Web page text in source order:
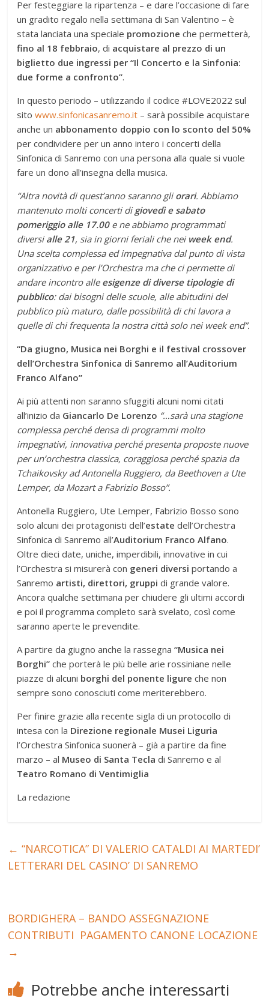
Per festeggiare la ripartenza – e dare l’occasione di fare
un gradito regalo nella settimana di San Valentino – è
stata lanciata una speciale promozione che permetterà,
fino al 18 febbraio, di acquistare al prezzo di un
biglietto due ingressi per “Il Concerto e la Sinfonia:
due forme a confronto”.
In questo periodo – utilizzando il codice #LOVE2022 sul
sitowww.sinfonicasanremo.it – sarà possibile acquistare
anche un abbonamento doppio con lo sconto del 50%
per condividere per un anno intero i concerti della
Sinfonica di Sanremo con una persona alla quale si vuole
fare un dono all’insegna della musica.
“Altra novità di quest’anno saranno gliorari. Abbiamo
mantenuto molti concerti digiovedì e sabato
pomeriggio alle 17.00e ne abbiamo programmati
diversialle 21, sia in giorni feriali che nei week end.
Una scelta complessa ed impegnativa dal punto di vista
organizzativo e per l’Orchestra ma che ci permette di
andare incontro alle esigenze di diverse tipologie di
pubblico: dai bisogni delle scuole, alle abitudini del
pubblico più maturo, dalle possibilità di chi lavora a
quelle di chi frequenta la nostra città solo nei week end”.
“Da giugno, Musica nei Borghi e il festival crossover
dell’Orchestra Sinfonica di Sanremo all’Auditorium
Franco Alfano”
Ai più attenti non saranno sfuggiti alcuni nomi citati
all’inizio da Giancarlo De Lorenzo “…sarà una stagione
complessa perché densa di programmi molto
impegnativi, innovativa perché presenta proposte nuove
per un’orchestra classica, coraggiosa perché spazia da
Tchaikovsky ad Antonella Ruggiero, da Beethoven a Ute
Lemper, da Mozart a Fabrizio Bosso”.
Antonella Ruggiero, Ute Lemper, Fabrizio Bosso sono
solo alcuni dei protagonisti dell’estatedell’Orchestra
Sinfonica di Sanremo all’Auditorium Franco Alfano.
Oltre dieci date, uniche, imperdibili, innovative in cui
l’Orchestra si misurerà con generi diversi portando a
Sanremo artisti, direttori, gruppidi grande valore.
Ancora qualche settimana per chiudere gli ultimi accordi
e poi il programma completo sarà svelato, così come
saranno aperte le prevendite.
A partire da giugno anche la rassegna“Musica nei
Borghi” che porterà le più belle arie rossiniane nelle
piazze di alcuni borghi del ponente ligure che non
sempre sono conosciuti come meriterebbero.
Per finire grazie alla recente sigla di un protocollo di
intesa con la Direzione regionale Musei Liguria
l’Orchestra Sinfonica suonerà – già a partire da fine
marzo – al Museo di Santa Tecla di Sanremo e al
Teatro Romano di Ventimiglia
La redazione
← “NARCOTICA” DI VALERIO CATALDI AI MARTEDI’
LETTERARI DEL CASINO’ DI SANREMO
BORDIGHERA – BANDO ASSEGNAZIONE
CONTRIBUTI PAGAMENTO CANONE LOCAZIONE
→
Potrebbe anche interessarti